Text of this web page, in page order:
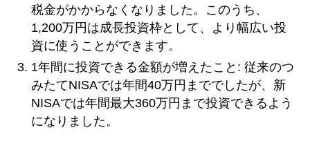
税金がかからなくなりました。このうち、
1,200万円は成長投資枠として、より幅広い投
資に使うことができます。
1年間に投資できる金額が増えたこと: 従来のつ
みたてNISAでは年間40万円まででしたが、新
NISAでは年間最大360万円まで投資できるよう
になりました。